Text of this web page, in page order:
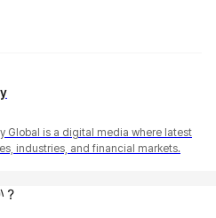
Global is a digital media where latest
industries, and financial markets.